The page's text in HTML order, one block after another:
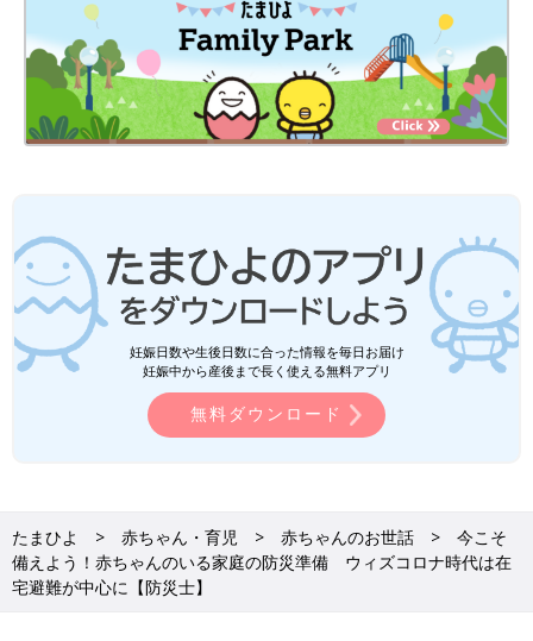
妊娠日数や生後日数に合った情報を毎日お届け
妊娠中から産後まで長く使える無料アプリ
無料ダウンロード
たまひよ 赤ちゃん・育児 赤ちゃんのお世話
今こそ
備えよう！赤ちゃんのいる家庭の防災準備 ウィズコロナ時代は在
宅避難が中心に【防災士】